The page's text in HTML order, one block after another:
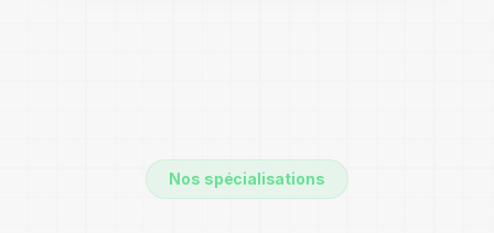
Nos spécialisations